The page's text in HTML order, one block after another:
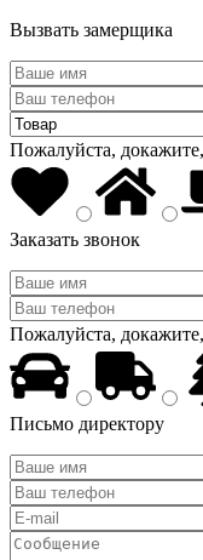
Вызвать замерщика
Пожалуйста,
Заказать звонок
Пожалуйста,
Письмо директору